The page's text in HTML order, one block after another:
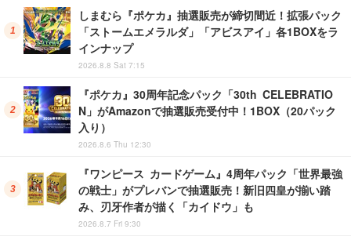
しまむら『ポケカ』抽選販売が締切間近！拡張パック
「ストームエメラルダ」「アビスアイ」各1BOXをラ
インナップ
2026.8.8 Sat 7:15
『ポケカ』30周年記念パック「30th CELEBRATIO
N」がAmazonで抽選販売受付中！1BOX（20パック
入り）
2026.8.6 Thu 12:30
『ワンピース カードゲーム』4周年パック「世界最強
の戦士」がプレバンで抽選販売！新旧四皇が揃い踏
み、刃牙作者が描く「カイドウ」も
2026.8.7 Fri 9:30